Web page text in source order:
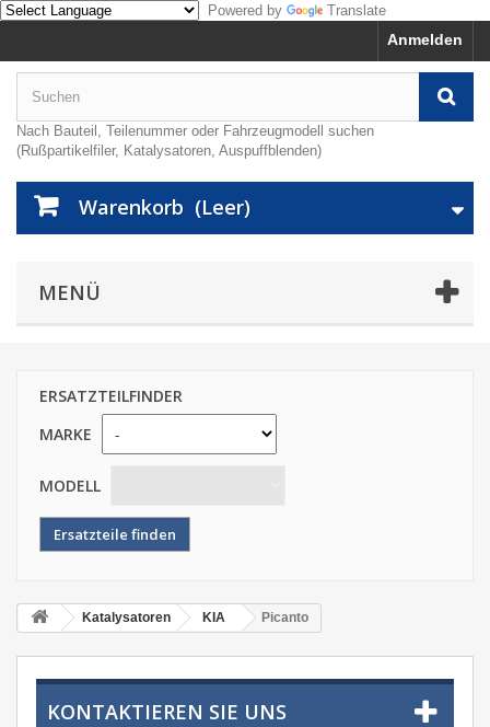
Powered by Translate
Anmelden
Nach Bauteil, Teilenummer oder Fahrzeugmodell suchen
(Rußpartikelfiler, Katalysatoren, Auspuffblenden)
Warenkorb (Leer)
MENÜ
ERSATZTEILFINDER
MARKE
MODELL
Katalysatoren KIA Picanto
KONTAKTIEREN SIE UNS